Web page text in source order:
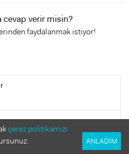
cevap verir misin?
faydalanmak istiyor!
kaynaklanır. Aslında burada
sorsanız iletişim kursanız
O rahatsız olduğu durumu söyler
çerez politikamızı
ANLADIM